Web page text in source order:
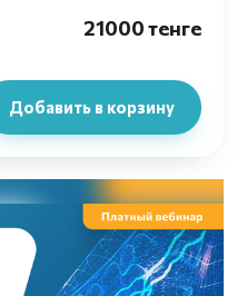
21000 тенге
Добавить в корзину